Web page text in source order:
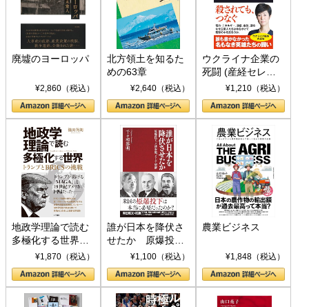
廃墟のヨーロッパ
¥2,860（税込）
北方領土を知るた
めの63章
¥2,640（税込）
ウクライナ企業の
死闘 (産経セレク
ト S 039)¥1,210（税込）
地政学理論で読む
多極化する世界：
トランプとBRICS
の挑戦
¥1,870（税込）
誰が日本を降伏さ
せたか 原爆投
下、ソ連参戦、そ
して聖断 (PHP新
書)
¥1,100（税込）
農業ビジネス
¥1,848（税込）